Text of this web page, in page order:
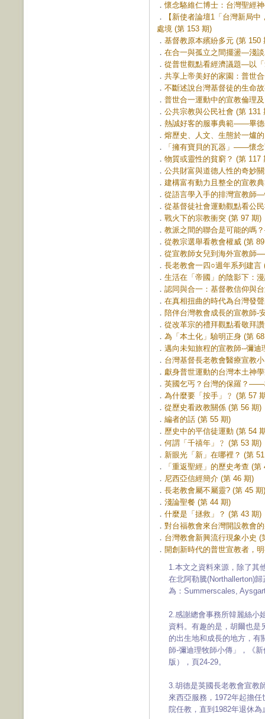
．懷念駱維仁博士：台灣聖經
．
【新使者論壇1「台灣新局
處境 (第 153 期)
． 基督教原本繽紛多元 (第 150
． 在合一與孤立之間擺盪—淺
． 從普世觀點看經濟議題—以
． 共享上帝美好的家園：普世
． 不斷述說台灣基督徒的生命
． 普世合一運動中的宣教倫理
． 公共宗教與公民社會 (第 131
． 熱誠好客的服事典範——畢德
． 熔歷史、人文、生態於一爐
．
「擁有寶貝的瓦器」——懷
． 物質或靈性的貧窮？ (第 117
． 公共財富與道德人性的奇妙
． 建構富有動力且整全的宣教
． 從語言學入手的排灣宣教師
． 從基督徒社會運動觀點看公
． 戰火下的宗教衝突 (第 97 期)
． 教派之間的聯合是可能的嗎
． 從教宗選舉看教會權威 (第
． 從宣教師女兒到海外宣教師
． 長老教會一四○週年系列建言
． 生活在「帝國」的陰影下：
． 認同與合一：基督教信仰與
． 在真相扭曲的時代為台灣發
． 陪伴台灣教會成長的宣教師-
． 從改革宗的禮拜觀點看敬拜
． 為「本土化」驗明正身 (第
． 邁向未知旅程的宣教師--彌迪
． 台灣基督長老教會醫療宣教
． 獻身普世運動的台灣本土神
． 英國乞丐？台灣的保羅？——
． 為什麼要「按手」﹖ (第 57
． 從歷史看政教關係 (第 56 期)
． 編者的話 (第 55 期)
． 歷史中的平信徒運動 (第 54
． 何謂「千禧年」﹖ (第 53 期)
． 新眼光「新」在哪裡？ (第
．
「重返聖經」的歷史考查 (第
． 尼西亞信經簡介 (第 46 期)
． 長老教會屬不屬靈? (第 45 期)
． 淺論聖餐 (第 44 期)
． 什麼是「拯救」？ (第 43 期)
． 對台福教會來台灣開設教會
． 台灣教會新興流行現象小史 (
． 開創新時代的普世宣教者，
1.本文之資料來源，除了其
在北阿勒騰(Northallerton)
為：Summerscales,
2.感謝總會事務所韓麗絲小
資料。有趣的是，胡爾也是
的出生地和成長的地方，有
師-彌迪理牧師小傳」，《
版），頁24-29。
3.胡德是英國長老教會宣教
來西亞服務，1972年起擔
院任教，直到1982年退休為